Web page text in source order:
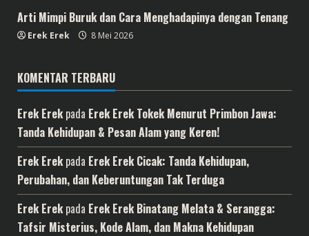
Arti Mimpi Buruk dan Cara Menghadapinya dengan Tenang
Erek Erek 8 Mei 2026
KOMENTAR TERBARU
Erek Erek pada Erek Erek Tokek Menurut Primbon Jawa:
Tanda Kehidupan & Pesan Alam yang Keren!
Erek Erek pada Erek Erek Cicak: Tanda Kehidupan,
Perubahan, dan Keberuntungan Tak Terduga
Erek Erek pada Erek Erek Binatang Melata & Serangga:
Tafsir Misterius, Kode Alam, dan Makna Kehidupan